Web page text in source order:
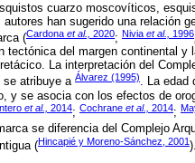
cuarzo moscovíticos,
han sugerido una relación
(Cardona et al., 2020; Nivia et al., 1996,
del margen continental y
La interpretación del
se atribuye a Álvarez (1995). La edad
y se asocia con los efectos de
et al., 2014; Cochrane et al., 2014;
se diferencia del Complejo
(Hincapié y Moreno-Sánchez, 2001).